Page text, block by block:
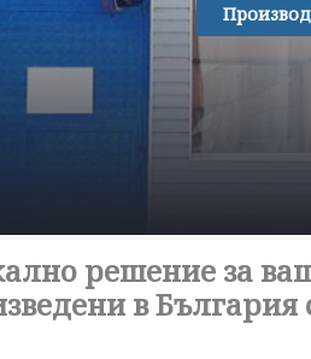
решение за
в България